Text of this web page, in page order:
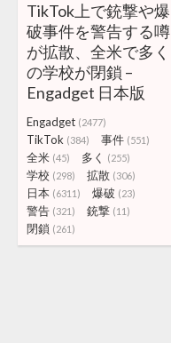
TikTok上で銃撃や爆
破事件を警告する噂
が拡散、全米で多く
の学校が閉鎖 –
Engadget 日本版
Engadget (2477)
TikTok (384) 事件 (551)
全米 (45) 多く (255)
学校 (298) 拡散 (306)
日本 (6311) 爆破 (23)
警告 (321) 銃撃 (11)
閉鎖 (261)